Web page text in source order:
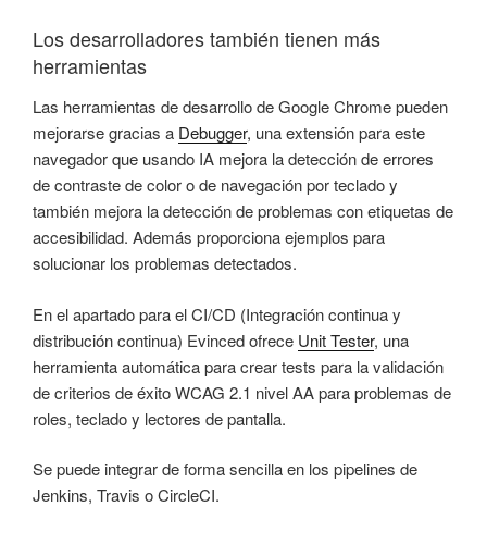
Los desarrolladores también tienen más
herramientas
Las herramientas de desarrollo de Google Chrome pueden
mejorarse gracias a Debugger, una extensión para este
navegador que usando IA mejora la detección de errores
de contraste de color o de navegación por teclado y
también mejora la detección de problemas con etiquetas de
accesibilidad. Además proporciona ejemplos para
solucionar los problemas detectados.
En el apartado para el CI/CD (Integración continua y
distribución continua) Evinced ofrece Unit Tester, una
herramienta automática para crear tests para la validación
de criterios de éxito WCAG 2.1 nivel AA para problemas de
roles, teclado y lectores de pantalla.
Se puede integrar de forma sencilla en los pipelines de
Jenkins, Travis o CircleCI.